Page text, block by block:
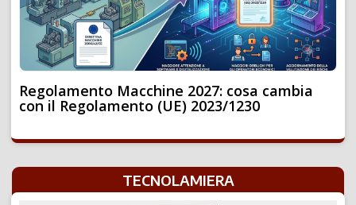
Regolamento Macchine 2027: cosa cambia
con il Regolamento (UE) 2023/1230
TECNOLAMIERA